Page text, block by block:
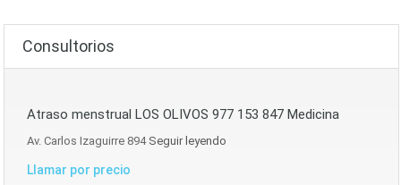
Consultorios
Atraso menstrual LOS OLIVOS 977 153 847 Medicina
Av. Carlos Izaguirre 894 Seguir leyendo
Llamar por precio